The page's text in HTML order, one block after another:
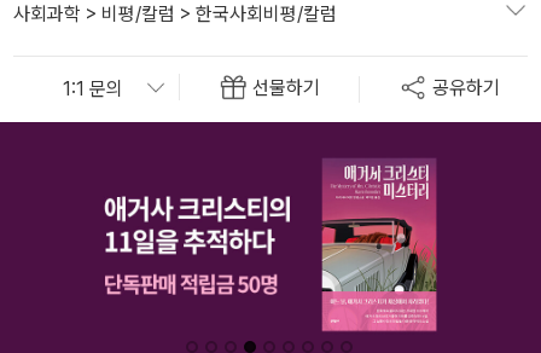
사회과학 > 비평/칼럼 > 한국사회비평/칼럼
선물하기 공유하기